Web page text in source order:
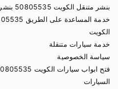
بنشر متنقل الكويت 50805535 بنشر تبديل تواير وبطاريات سيارات
الكويت
خدمة سيارات متنقلة
سياسة الخصوصية
السيارات